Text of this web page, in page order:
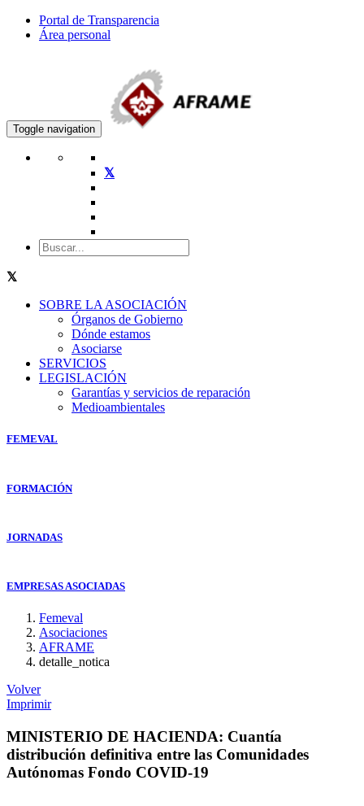
Portal de Transparencia
Área personal
Toggle navigation
SOBRE LA ASOCIACIÓN
Órganos de Gobierno
Dónde estamos
Asociarse
SERVICIOS
LEGISLACIÓN
Garantías y servicios de reparación
Medioambientales
FEMEVAL
FORMACIÓN
JORNADAS
EMPRESAS ASOCIADAS
Femeval
Asociaciones
AFRAME
detalle_notica
Volver
Imprimir
MINISTERIO DE HACIENDA: Cuantía
distribución definitiva entre las Comunidades
Autónomas Fondo COVID-19